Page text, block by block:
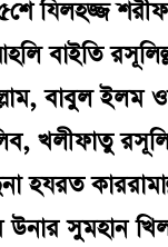
যিলহজ্জ
বাইতি
বাবুল ইলম
খলীফাতু
হযরত
উনার সুমহান